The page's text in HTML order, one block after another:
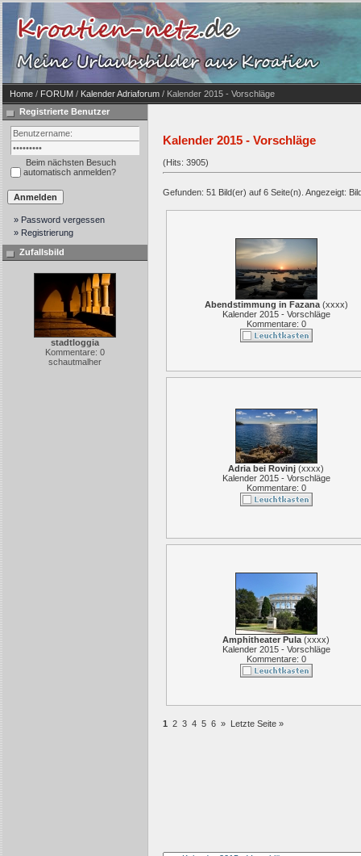
Home / FORUM / Kalender Adriaforum / Kalender 2015 - Vorschläge
Registrierte Benutzer
Beim nächsten Besuch
automatisch anmelden?
» Password vergessen
» Registrierung
Zufallsbild
stadtloggia
Kommentare: 0
schautmalher
Kalender 2015 - Vorschläge
(Hits: 3905)
Gefunden: 51 Bild(er) auf 6 Seite(n). Angezeigt:
Abendstimmung in Fazana(xxxx)
Kalender 2015 - Vorschläge
Kommentare: 0
Adria bei Rovinj (xxxx)
Kalender 2015 - Vorschläge
Kommentare: 0
Amphitheater Pula (xxxx)
Kalender 2015 - Vorschläge
Kommentare: 0
1 2 3 4 5 6 » Letzte Seite »